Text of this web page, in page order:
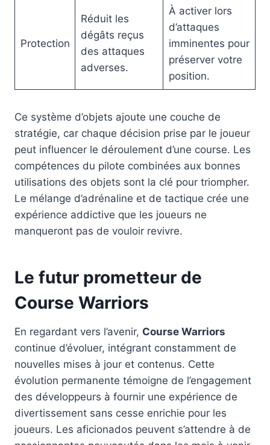
Protection
Réduit les
dégâts reçus
des attaques
adverses.
À activer lors
d’attaques
imminentes pour
préserver votre
position.
Ce système d’objets ajoute une couche de
stratégie, car chaque décision prise par le joueur
peut influencer le déroulement d’une course. Les
compétences du pilote combinées aux bonnes
utilisations des objets sont la clé pour triompher.
Le mélange d’adrénaline et de tactique crée une
expérience addictive que les joueurs ne
manqueront pas de vouloir revivre.
Le futur prometteur de
Course Warriors
En regardant vers l’avenir, Course Warriors
continue d’évoluer, intégrant constamment de
nouvelles mises à jour et contenus. Cette
évolution permanente témoigne de l’engagement
des développeurs à fournir une expérience de
divertissement sans cesse enrichie pour les
joueurs. Les aficionados peuvent s’attendre à de